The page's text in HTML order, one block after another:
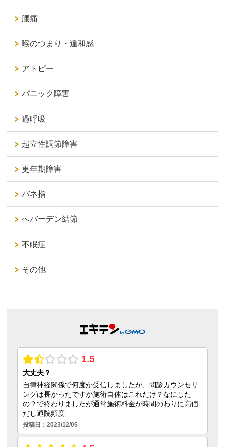
腰痛
喉のつまり・違和感
アトピー
パニック障害
過呼吸
起立性調節障害
更年期障害
バネ指
へバーデン結節
不眠症
その他